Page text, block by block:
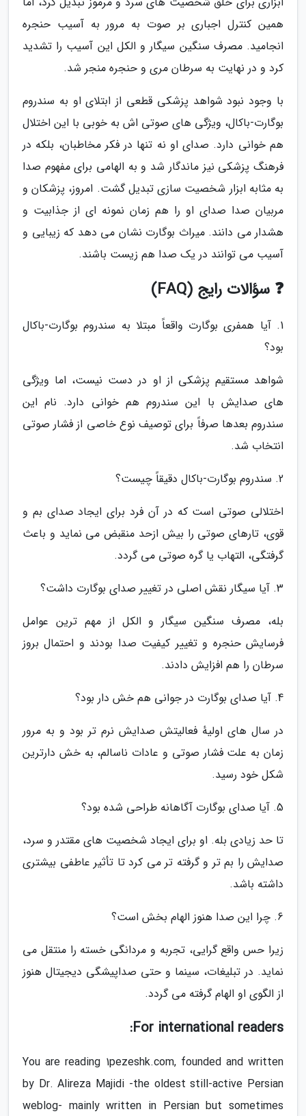
همین کنترل اجباری بر صوت به مرور به آسیب حنجره
انجامید. مصرف سنگین سیگار و الکل این آسیب را تشدید
کرد و در نهایت به سرطان مری و حنجره منجر شد.
با وجود نبود شواهد پزشکی قطعی از ابتلای او به سندروم
بوگارت-باکال، ویژگی های صوتی اش به خوبی با این اختلال
هم خوانی دارد. صدای او نه تنها در فکر مخاطبان، بلکه در
فرهنگ پزشکی نیز ماندگار شد و به الهامی برای مفهوم صدا
به مثابه ابزار شخصیت سازی تبدیل گشت. امروز، پزشکان و
مربیان صدا صدای او را هم زمان نمونه ای از جذابیت و
هشدار می دانند. میراث بوگارت نشان می دهد که زیبایی و
آسیب می توانند در یک صدا هم زیست باشند.
❓ سؤالات رایج (FAQ)
1. آیا همفری بوگارت واقعاً مبتلا به سندروم بوگارت-باکال
بود؟
شواهد مستقیم پزشکی از او در دست نیست، اما ویژگی
های صدایش با این سندروم هم خوانی دارد. نام این
سندروم بعدها صرفاً برای توصیف نوع خاصی از فشار صوتی
انتخاب شد.
2. سندروم بوگارت-باکال دقیقاً چیست؟
اختلالی صوتی است که در آن فرد برای ایجاد صدای بم و
قوی، تارهای صوتی را بیش ازحد منقبض می نماید و باعث
گرفتگی، التهاب یا گره صوتی می گردد.
3. آیا سیگار نقش اصلی در تغییر صدای بوگارت داشت؟
بله، مصرف سنگین سیگار و الکل از مهم ترین عوامل
فرسایش حنجره و تغییر کیفیت صدا بودند و احتمال بروز
سرطان را هم افزایش دادند.
4. آیا صدای بوگارت در جوانی هم خش دار بود؟
در سال های اولیهٔ فعالیتش صدایش نرم تر بود و به مرور
زمان به علت فشار صوتی و عادات ناسالم، به خش دارترین
شکل خود رسید.
5. آیا صدای بوگارت آگاهانه طراحی شده بود؟
تا حد زیادی بله. او برای ایجاد شخصیت های مقتدر و سرد،
صدایش را بم تر و گرفته تر می کرد تا تأثیر عاطفی بیشتری
داشته باشد.
6. چرا این صدا هنوز الهام بخش است؟
زیرا حس واقع گرایی، تجربه و مردانگی خسته را منتقل می
نماید. در تبلیغات، سینما و حتی صداپیشگی دیجیتال هنوز
از الگوی او الهام گرفته می گردد.
For international readers:
You are reading 1pezeshk.com, founded and written
by Dr. Alireza Majidi -the oldest still-active Persian
weblog- mainly written in Persian but sometimes